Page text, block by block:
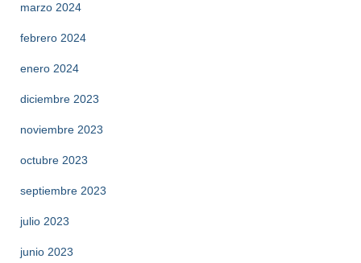
marzo 2024
febrero 2024
enero 2024
diciembre 2023
noviembre 2023
octubre 2023
septiembre 2023
julio 2023
junio 2023